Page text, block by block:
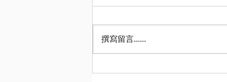
【秋川牧场 鸡肉迷你肉包（秋
撰寫留言......